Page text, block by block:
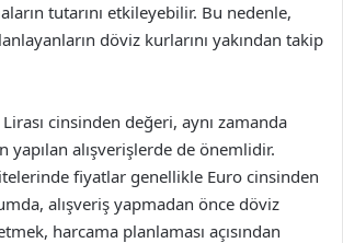
tutarını etkileyebilir. Bu nedenle,
döviz kurlarını yakından takip
cinsinden değeri, aynı zamanda
yapılan alışverişlerde de önemlidir.
fiyatlar genellikle Euro cinsinden
alışveriş yapmadan önce döviz
harcama planlaması açısından